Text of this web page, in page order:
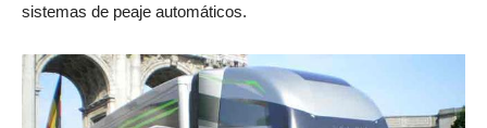
sistemas de peaje automáticos.